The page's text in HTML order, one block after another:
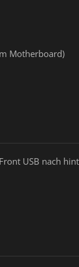
Motherboard)
USB nach